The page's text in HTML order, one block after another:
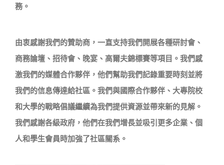
務。
由衷感謝我們的贊助商，一直支持我們開展各種研討會、
商務論壇、招待會、晚宴、高爾夫錦標賽等項目。我們感
激我們的媒體合作夥伴，他們幫助我們記錄重要時刻並將
我們的信息傳達給社區。我們與國際合作夥伴、大專院校
和大學的戰略倡議繼續為我們提供資源並帶來新的見解。
我們感謝各級政府，他們在我們增長並吸引更多企業、個
人和學生會員時加強了社區關系。